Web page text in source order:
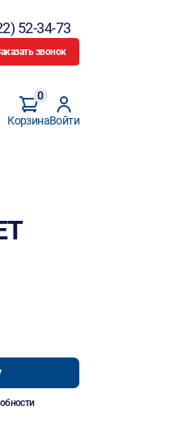
52-34-73
звонок
Корзина
0
Войти